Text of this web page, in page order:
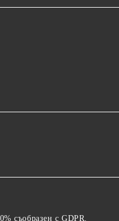
съобразен с GDPR.